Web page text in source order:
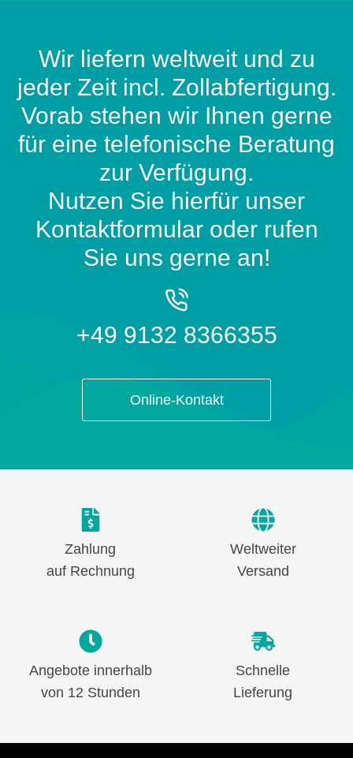
Wir liefern weltweit und zu
jeder Zeit incl. Zollabfertigung.
Vorab stehen wir Ihnen gerne
für eine telefonische Beratung
zur Verfügung.
Nutzen Sie hierfür unser
Kontaktformular oder rufen
Sie uns gerne an!
+49 9132 8366355
Online-Kontakt
Zahlung
auf Rechnung
Weltweiter
Versand
Angebote innerhalb
von 12 Stunden
Schnelle
Lieferung